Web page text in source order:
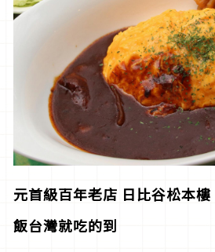
元首級百年老店 日比谷松本樓
飯台灣就吃的到